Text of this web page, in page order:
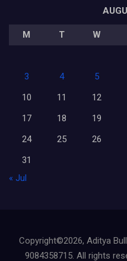
M T W
3
4 5
10
11 12
17
18 19
24
25 26
31
« Jul
Copyright©2026, Aditya
9084358715. All rights